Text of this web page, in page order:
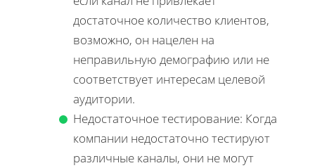
достаточное количество клиентов,
возможно, он нацелен на
неправильную демографию или не
соответствует интересам целевой
аудитории.
Недостаточное тестирование: Когда
компании недостаточно тестируют
различные каналы, они не могут